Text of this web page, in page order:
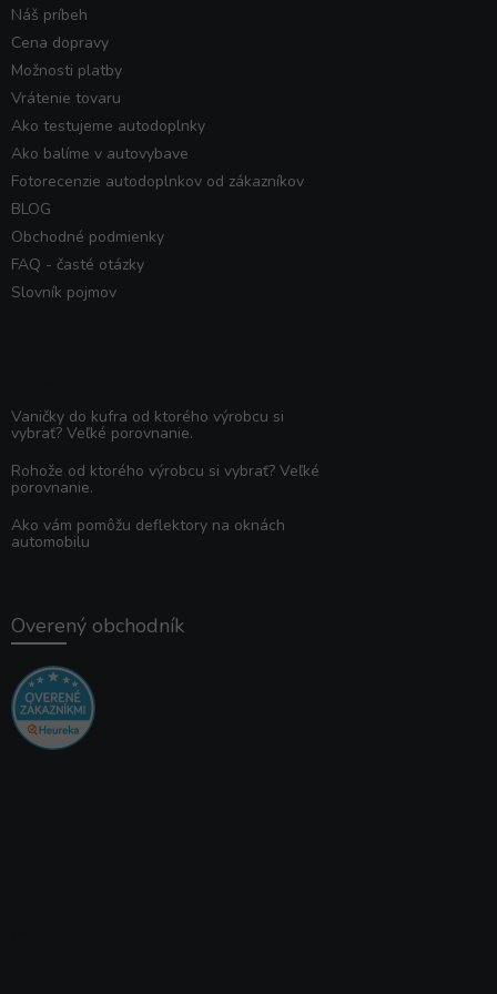
Náš príbeh
Cena dopravy
Možnosti platby
Vrátenie tovaru
Ako testujeme autodoplnky
Ako balíme v autovybave
Fotorecenzie autodoplnkov od zákazníkov
BLOG
Obchodné podmienky
FAQ - časté otázky
Slovník pojmov
Vaničky do kufra od ktorého výrobcu si
vybrať? Veľké porovnanie.
Rohože od ktorého výrobcu si vybrať? Veľké
porovnanie.
Ako vám pomôžu deflektory na oknách
automobilu
Overený obchodník